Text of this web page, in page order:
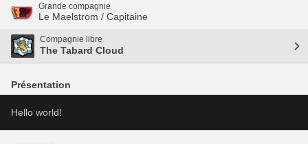
Grande compagnie
Le Maelstrom / Capitaine
Compagnie libre
The Tabard Cloud
Présentation
Hello world!